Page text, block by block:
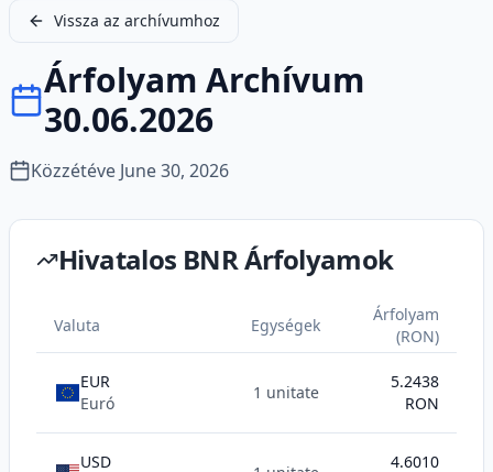
Vissza az archívumhoz
Árfolyam Archívum
30.06.2026
Közzétéve June 30, 2026
Hivatalos BNR Árfolyamok
Valuta Egységek
Árfolyam
(RON)
EUR
Euró
1 unitate
5.2438
RON
USD
4.6010